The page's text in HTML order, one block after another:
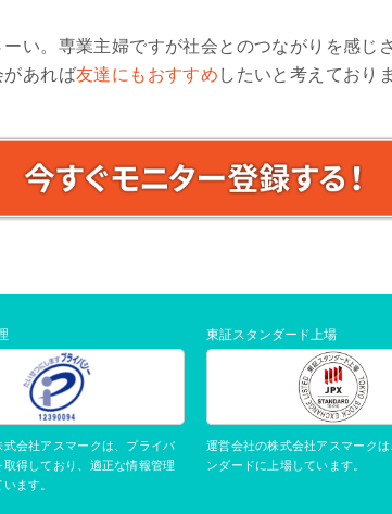
い。専業主婦ですが社会とのつながりを感じ
があれば友達にもおすすめ したいと考えており
式会社アスマークは、プライバ
取得しており、適正な情報管理
ます。
東証スタンダード上場
運営会社の株式会社アスマークは
ンダードに上場しています。